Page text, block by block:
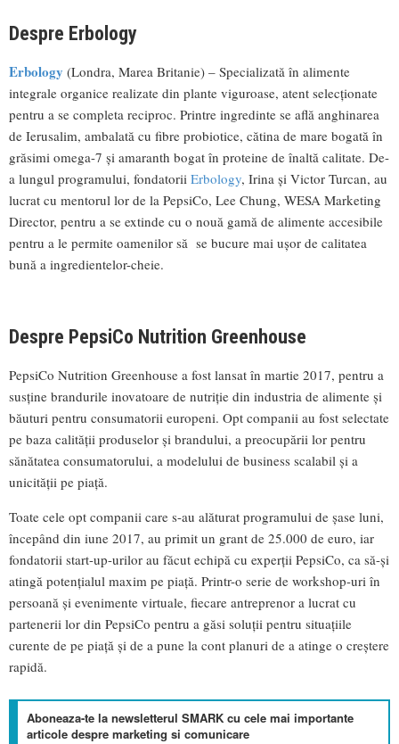
Despre Erbology
Erbology (Londra, Marea Britanie) – Specializată în alimente
integrale organice realizate din plante viguroase, atent selecționate
pentru a se completa reciproc. Printre ingredinte se află anghinarea
de Ierusalim, ambalată cu fibre probiotice, cătina de mare bogată în
grăsimi omega-7 și amaranth bogat în proteine de înaltă calitate. De-
a lungul programului, fondatorii Erbology, Irina şi Victor Turcan, au
lucrat cu mentorul lor de la PepsiCo, Lee Chung, WESA Marketing
Director, pentru a se extinde cu o nouă gamă de alimente accesibile
pentru a le permite oamenilor să se bucure mai uşor de calitatea
bună a ingredientelor-cheie.
Despre PepsiCo Nutrition Greenhouse
PepsiCo Nutrition Greenhouse a fost lansat în martie 2017, pentru a
susţine brandurile inovatoare de nutriţie din industria de alimente şi
băuturi pentru consumatorii europeni. Opt companii au fost selectate
pe baza calităţii produselor și brandului, a preocupării lor pentru
sănătatea consumatorului, a modelului de business scalabil şi a
unicității pe piaţă.
Toate cele opt companii care s-au alăturat programului de şase luni,
începând din iune 2017, au primit un grant de 25.000 de euro, iar
fondatorii start-up-urilor au făcut echipă cu experţii PepsiCo, ca să-şi
atingă potenţialul maxim pe piaţă. Printr-o serie de workshop-uri în
persoană şi evenimente virtuale, fiecare antreprenor a lucrat cu
partenerii lor din PepsiCo pentru a găsi soluţii pentru situaţiile
curente de pe piaţă şi de a pune la cont planuri de a atinge o creştere
rapidă.
Aboneaza-te la newsletterul SMARK cu cele mai importante
articole despre marketing si comunicare